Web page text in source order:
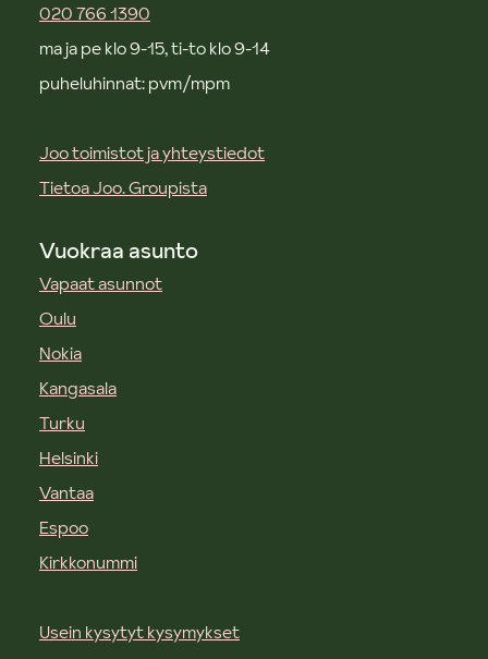
020 766 1390
ma ja pe klo 9-15, ti-to klo 9-14
puheluhinnat: pvm/mpm
Joo toimistot ja yhteystiedot
Tietoa Joo. Groupista
Vuokraa asunto
Vapaat asunnot
Oulu
Nokia
Kangasala
Turku
Helsinki
Vantaa
Espoo
Kirkkonummi
Usein kysytyt kysymykset